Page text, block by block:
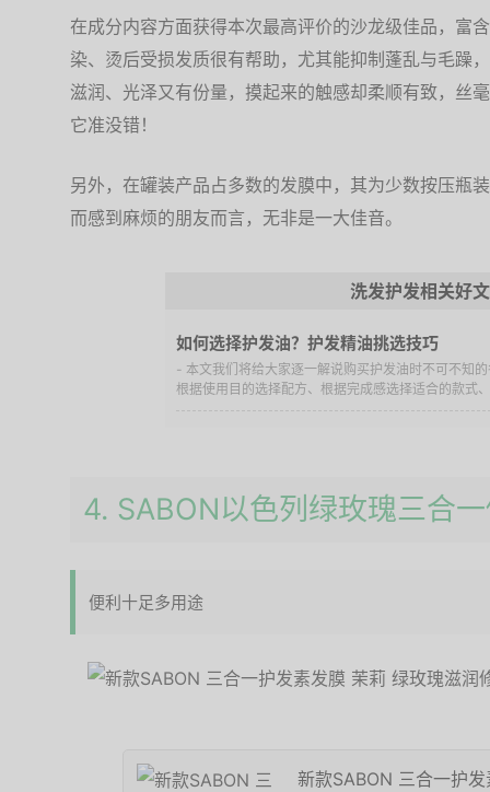
在成分内容方面获得本次最高评价的沙龙级佳品，富
染、烫后受损发质很有帮助，尤其能抑制蓬乱与毛躁
滋润、光泽又有份量，摸起来的触感却柔顺有致，丝
它准没错！
另外，在罐装产品占多数的发膜中，其为少数按压瓶
而感到麻烦的朋友而言，无非是一大佳音。
洗发护发相关好
如何选择护发油？护发精油挑选技巧
- 本文我们将给大家逐一解说购买护发油时不可不知
根据使用目的选择配方、根据完成感选择适合的款式
4. SABON以色列绿玫瑰三合
便利十足多用途
新款SABON 三合一护